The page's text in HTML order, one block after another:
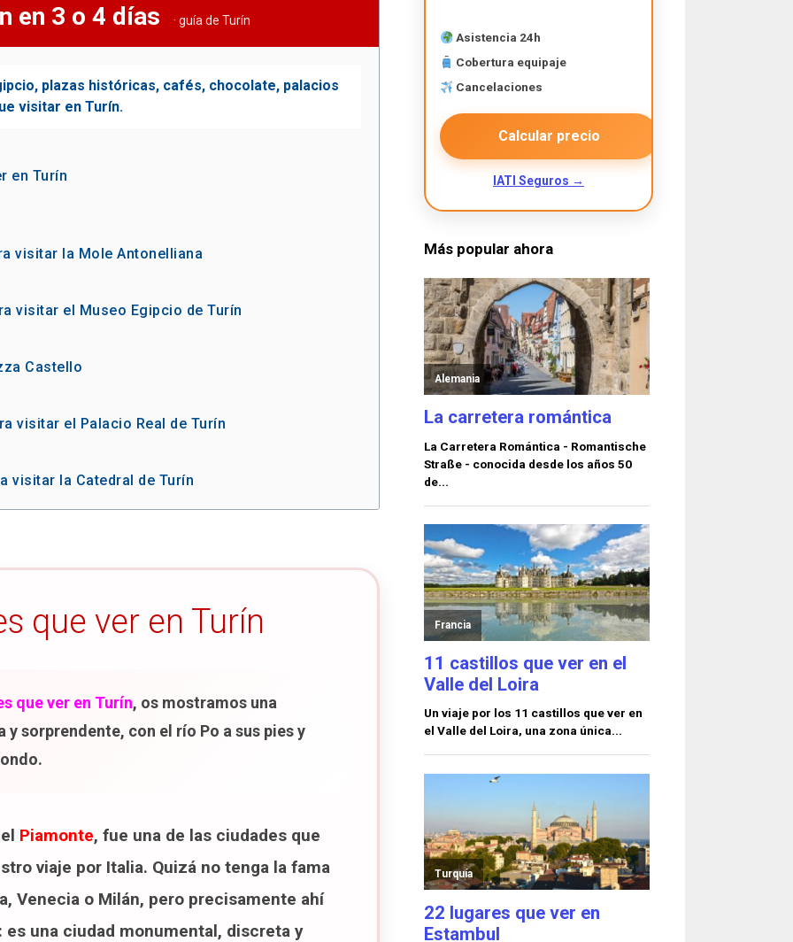
en 3 o 4 días
en Turín
visitar la Mole Antonelliana
visitar el Museo Egipcio de Turín
Castello
visitar el Palacio Real de Turín
visitar la Catedral de Turín
de los Capuchinos
de Turín
Roma
Turín
que ver en Turín
que ver en Turín, os mostramos una
sorprendente, con el río Po a sus pies y
Piamonte, fue una de las ciudades que
viaje por Italia. Quizá no tenga la fama
Venecia o Milán, pero precisamente ahí
una ciudad monumental, discreta y
Asistencia 24h
Cobertura equipaje
Cancelaciones
Calcular precio
IATI Seguros →
Más popular ahora